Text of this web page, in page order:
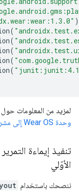
)
(
(
(
(
(
لمزيد من المعلومات حول
وحدة Wear OS إلى مشروعك الحالي
تنفيذ إيماءة
الأوّلي
ننصحك باستخدام